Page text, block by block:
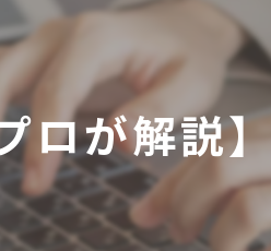
ロが解説